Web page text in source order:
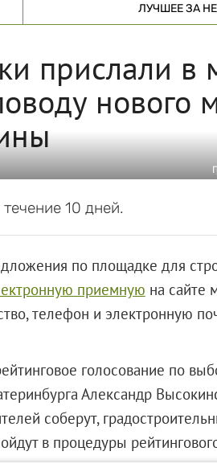
ЛУЧШЕЕ ЗА
прислали в
нового
10 дней.
по площадке для
приемную на сайте
телефон и электронную
голосование по
Александр
соберут,
в процедуры